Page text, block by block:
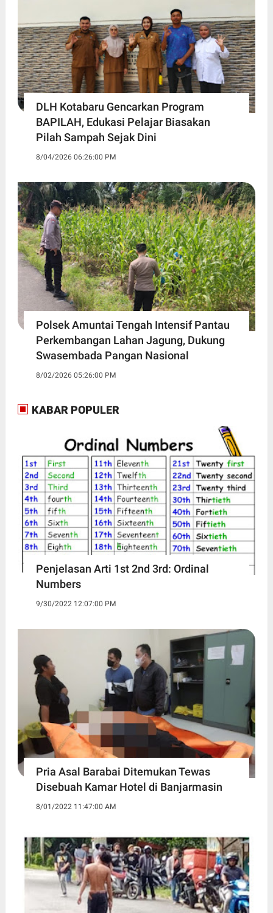
DLH Kotabaru Gencarkan Program
BAPILAH, Edukasi Pelajar Biasakan
Pilah Sampah Sejak Dini
8/04/2026 06:26:00 PM
Polsek Amuntai Tengah Intensif Pantau
Perkembangan Lahan Jagung, Dukung
Swasembada Pangan Nasional
8/02/2026 05:26:00 PM
KABAR POPULER
Penjelasan Arti 1st 2nd 3rd: Ordinal
Numbers
9/30/2022 12:07:00 PM
Pria Asal Barabai Ditemukan Tewas
Disebuah Kamar Hotel di Banjarmasin
8/01/2022 11:47:00 AM